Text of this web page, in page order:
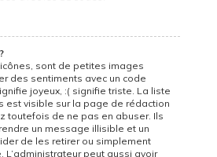
sont de petites images
des sentiments avec un code
joyeux, :( signifie triste. La liste
est visible sur la page de rédaction
toutefois de ne pas en abuser. Ils
un message illisible et un
de les retirer ou simplement
L’administrateur peut aussi avoir